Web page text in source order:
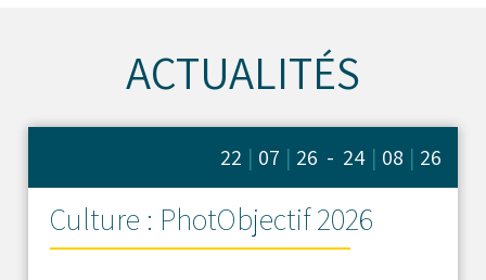
ACTUALITÉS
22 | 07 | 26 - 24 | 08 | 26
Culture : PhotObjectif 2026